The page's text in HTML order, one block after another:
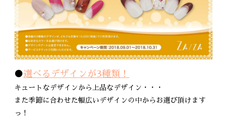
●選べるデザイ ンが3種類！
キュートなデザインから上品なデザイン・・・
また季節に合わせた幅広いデザインの中からお選び頂けます
っ！